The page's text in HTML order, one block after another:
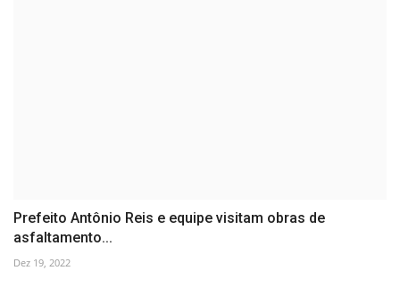
Prefeito Antônio Reis e equipe visitam obras de
asfaltamento...
Dez 19, 2022